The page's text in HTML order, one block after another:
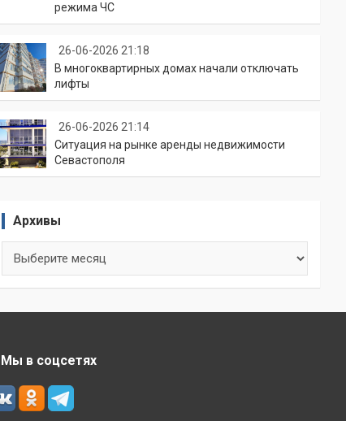
режима ЧС
26-06-2026 21:18
В многоквартирных домах начали отключать
лифты
26-06-2026 21:14
Ситуация на рынке аренды недвижимости
Севастополя
Архивы
Мы в соцсетях